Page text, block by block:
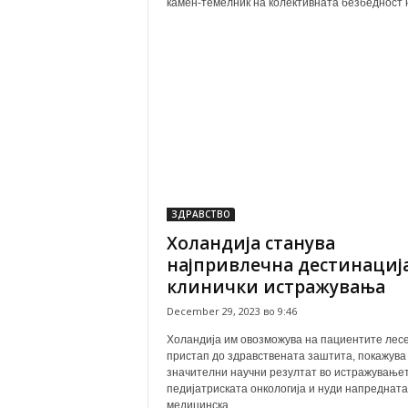
камен-темелник на колективната безбедност
ЗДРАВСТВО
Холандија станува
најпривлечна
клинички истражувања
December 29, 2023 во 9:46
Холандија им овозможува на пациентите
пристап до здравствената заштита, покажува
значителни научни резултат во
педијатриската онкологија и нуди напредната
медицинска...